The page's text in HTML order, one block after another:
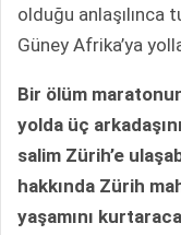
olduğu anlaşılınca
Güney Afrika’ya
Bir ölüm
yolda üç
salim Zürih’e
hakkında Zürih
yaşamını